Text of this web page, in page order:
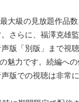
大級の見放題作品
さらに、福澤克雄
版「別版」まで視
魅力です。続編へ
版での視聴は非常